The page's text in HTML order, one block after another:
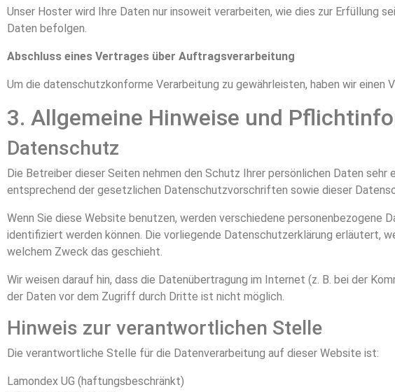
Unser Hoster wird Ihre Daten nur insoweit verarbeiten, wie dies zur Erfüllung
Daten befolgen.
Abschluss eines Vertrages über Auftragsverarbeitung
Um die datenschutzkonforme Verarbeitung zu gewährleisten, haben wir
3. Allgemeine Hinweise und
Datenschutz
Die Betreiber dieser Seiten nehmen den Schutz Ihrer persönlichen Daten
entsprechend der gesetzlichen Datenschutzvorschriften sowie dieser
Wenn Sie diese Website benutzen, werden verschiedene personenbezogene
identifiziert werden können. Die vorliegende Datenschutzerklärung erläutert,
welchem Zweck das geschieht.
Wir weisen darauf hin, dass die Datenübertragung im Internet (z. B. bei der
der Daten vor dem Zugriff durch Dritte ist nicht möglich.
Hinweis zur verantwortlichen Stelle
Die verantwortliche Stelle für die Datenverarbeitung auf dieser Website ist:
Lamondex UG (haftungsbeschränkt)